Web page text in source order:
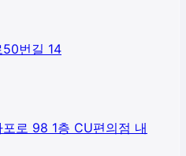
50번길 14
로 98 1층 CU편의점 내